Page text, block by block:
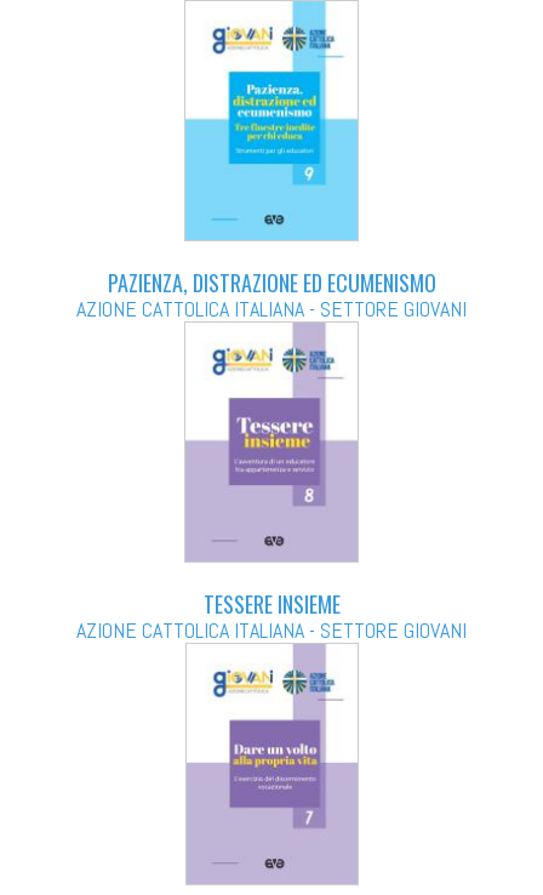
PAZIENZA, DISTRAZIONE ED ECUMENISMO
AZIONE CATTOLICA ITALIANA - SETTORE GIOVANI
TESSERE INSIEME
AZIONE CATTOLICA ITALIANA - SETTORE GIOVANI